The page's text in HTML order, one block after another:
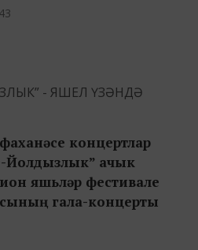
концертлар
Йолдызлык” ачык
яшьләр фестивале
гала-концерты